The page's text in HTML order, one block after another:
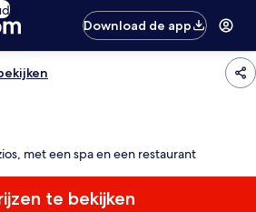
Download de app
met een spa en een restaurant
te bekijken